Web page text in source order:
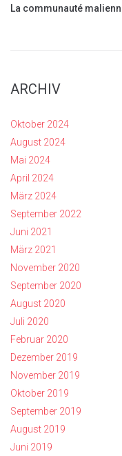
La communauté
ARCHIV
Oktober 2024
August 2024
Mai 2024
April 2024
März 2024
September 2022
Juni 2021
März 2021
November 2020
September 2020
August 2020
Juli 2020
Februar 2020
Dezember 2019
November 2019
Oktober 2019
September 2019
August 2019
Juni 2019